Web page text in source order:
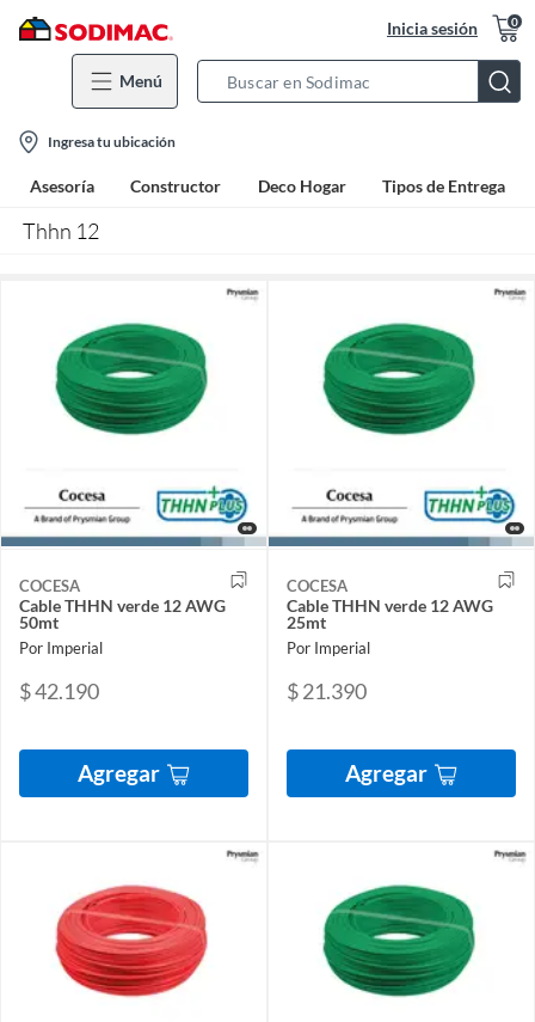
Inicia sesión 0
Menú
Bar
location-
icon
Ingresa tu ubicación
Asesoría Constructor Deco Hogar Tipos de Entrega
Thhn 12
COCESA
Cable THHN verde 12 AWG
50mt
Por Imperial
$ 42.190
Agregar
COCESA
Cable THHN verde 12 AWG
25mt
Por Imperial
$ 21.390
Agregar